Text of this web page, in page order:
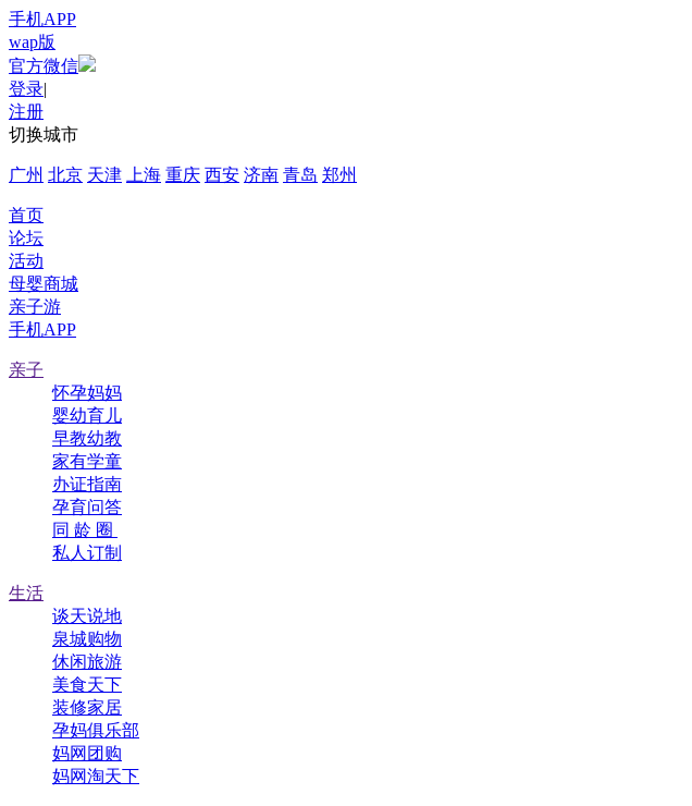
手机APP
wap版
官方微信
登录|
注册
切换城市
广州 北京 天津 上海 重庆 西安 济南 青岛 郑州
首页
论坛
活动
母婴商城
亲子游
手机APP
亲子
怀孕妈妈
婴幼育儿
早教幼教
家有学童
办证指南
孕育问答
同 龄 圈
私人订制
生活
谈天说地
泉城购物
休闲旅游
美食天下
装修家居
孕妈俱乐部
妈网团购
妈网淘天下